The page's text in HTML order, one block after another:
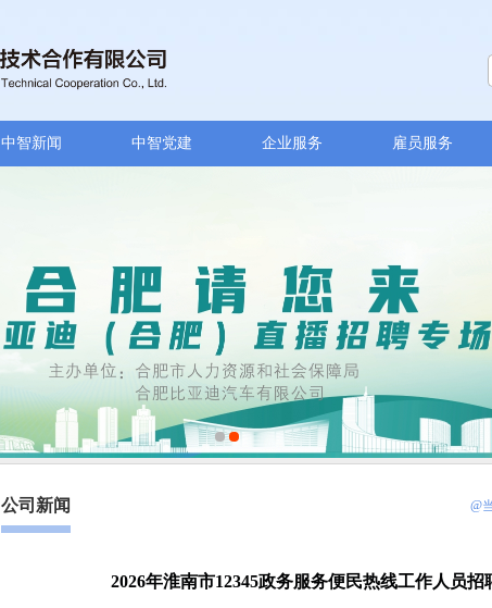
中智新闻 中智党建 企业服务 雇员服务
公司新闻 @
2026年淮南市12345政务服务便民热线工作人员招